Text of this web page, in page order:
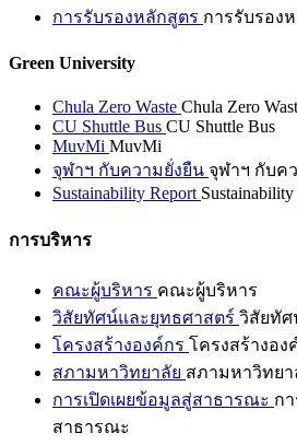
การรับรองหลักสูตร การรับรอง
Green University
Chula Zero Waste Chula Zero
CU Shuttle Bus CU Shuttle Bus
MuvMi MuvMi
จุฬาฯ กับความยั่งยืน จุฬาฯ กับค
Sustainability Report
การบริหาร
คณะผู้บริหาร คณะผู้บริหาร
วิสัยทัศน์และยุทธศาสตร์ วิสัยทัศ
โครงสร้างองค์กร โครงสร้างอง
สภามหาวิทยาลัย สภามหาวิทยา
การเปิดเผยข้อมูลสู่สาธารณะ ก
สาธารณะ